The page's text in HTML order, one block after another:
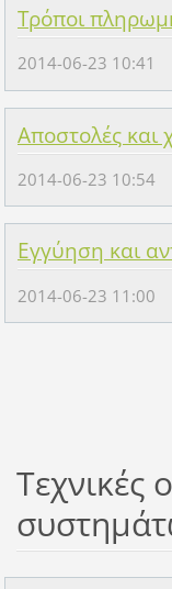
Τρόποι
2014-06-23 10:41
Αποστολές και
2014-06-23 10:54
Εγγύηση και
2014-06-23 11:00
Τεχνικές